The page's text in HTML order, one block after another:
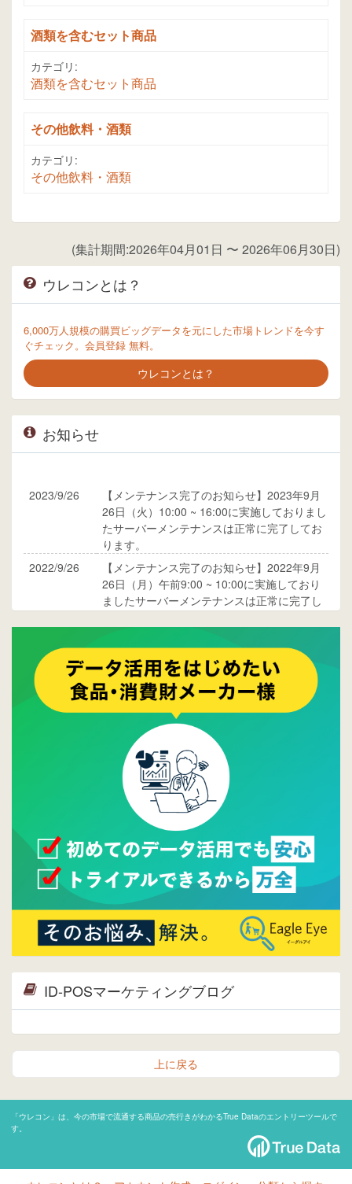
酒類を含むセット商品
カテゴリ:
酒類を含むセット商品
その他飲料・酒類
カテゴリ:
その他飲料・酒類
(集計期間:2026年04月01日 〜 2026年06月30日)
ウレコンとは？
6,000万人規模の購買ビッグデータを元にした市場トレンドを今す
ぐチェック。会員登録 無料。
ウレコンとは？
お知らせ
2023/9/26
【メンテナンス完了のお知らせ】2023年9月
26日（火）10:00 ~ 16:00に実施しておりまし
たサーバーメンテナンスは正常に完了してお
ります。
2022/9/26
【メンテナンス完了のお知らせ】2022年9月
26日（月）午前9:00 ~ 10:00に実施しており
ましたサーバーメンテナンスは正常に完了し
ご覧ください。
2015/10/19
ウレコンのサイト機能を大幅バージョンアッ
プ。詳細はこちら。⇒告知ページへ
ウレコンが機能拡充し、サイトリニューアル
しました。⇒
ウレコンFacebook
Facebookページを開設しました。詳細は
ら。
ウレコンサイトリリースしました。
ID-POSマーケティングブログ
上に戻る
「ウレコン」は、今の市場で流通する商品の売行きがわかるTrue Dataのエントリーツールで
す。